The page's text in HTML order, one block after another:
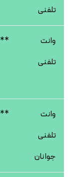
تلفنی
وانت
تلفنی
**
وانت
تلفنی
جوانان
**